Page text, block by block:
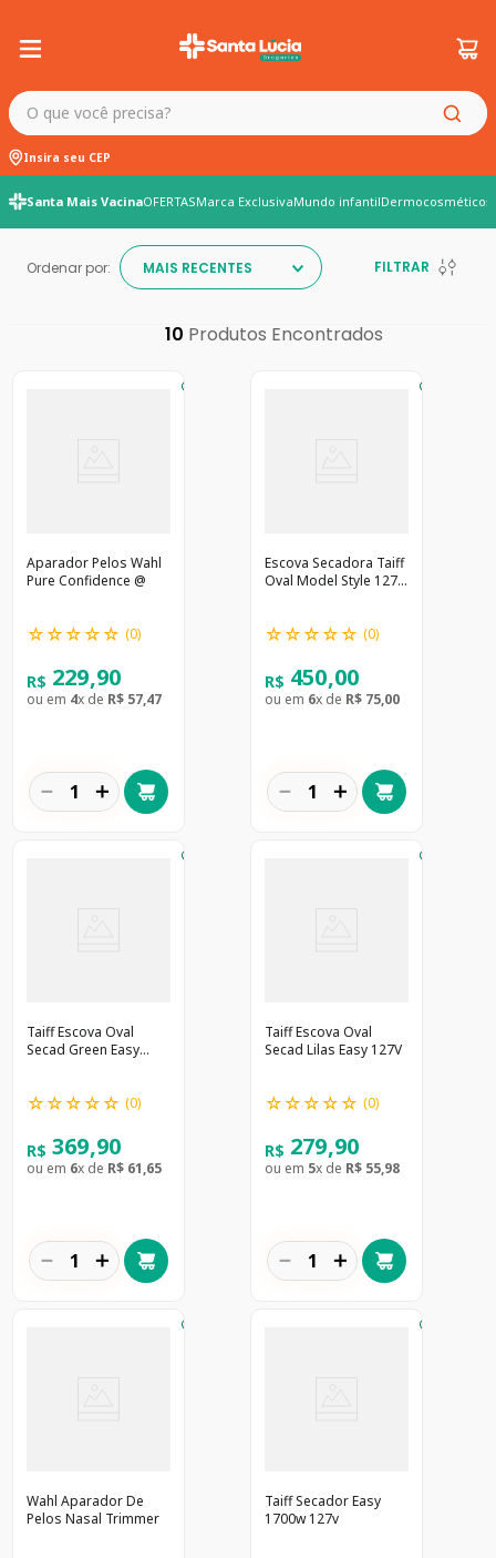
O que você precisa?
Insira seu CEP
Santa Mais VacinaOFERTASMarca ExclusivaMundo infantilDermocosméticos
Ordenar por: MAIS RECENTES FILTRAR
10
Aparador Pelos Wahl
Pure Confidence @
☆☆☆☆☆ (0)
R$ 229,90
ou em 4x de R$ 57,47
＋
－
Escova Secadora Taiff
Oval Model Style 127V
☆☆☆☆☆ (0)
R$ 450,00
ou em 6x de R$ 75,00
＋
－
Taiff Escova Oval
Secad Green Easy
☆☆☆☆☆ (0)
R$ 369,90
ou em 6x de R$ 61,65
＋
－
Taiff Escova Oval
Secad Lilas Easy 127V
☆☆☆☆☆ (0)
R$ 279,90
ou em 5x de R$ 55,98
＋
－
Wahl Aparador De
Pelos Nasal Trimmer
Taiff Secador Easy
1700w 127v